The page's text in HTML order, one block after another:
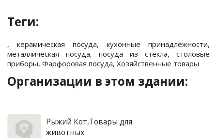
Теги:
, керамическая посуда, кухонные принадлежности,
металлическая посуда, посуда из стекла, столовые
приборы, Фарфоровая посуда, Хозяйственные товары
Организации в этом здании:
Рыжий Кот,Товары для
животных